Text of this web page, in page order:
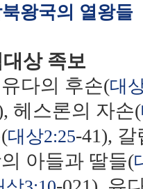
북왕국의 열왕들
대상 족보
의 후손(대
헤스론의 자손(
대상2:25-41),
아들과 딸들(